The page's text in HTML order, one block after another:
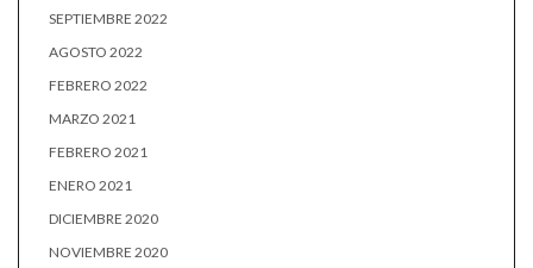
SEPTIEMBRE 2022
AGOSTO 2022
FEBRERO 2022
MARZO 2021
FEBRERO 2021
ENERO 2021
DICIEMBRE 2020
NOVIEMBRE 2020